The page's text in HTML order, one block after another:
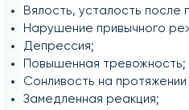
Вялость, усталость после
Нарушение привычного
Депрессия;
Повышенная тревожность;
Сонливость на протяжении
Замедленная реакция;